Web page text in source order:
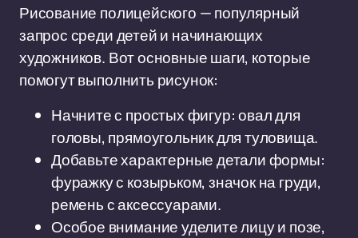
Рисование полицейского — популярный
запрос среди детей и начинающих
художников. Вот основные шаги, которые
помогут выполнить рисунок:
Начните с простых фигур: овал для
головы, прямоугольник для туловища.
Добавьте характерные детали формы:
фуражку с козырьком, значок на груди,
ремень с аксессуарами.
Особое внимание уделите лицу и позе,